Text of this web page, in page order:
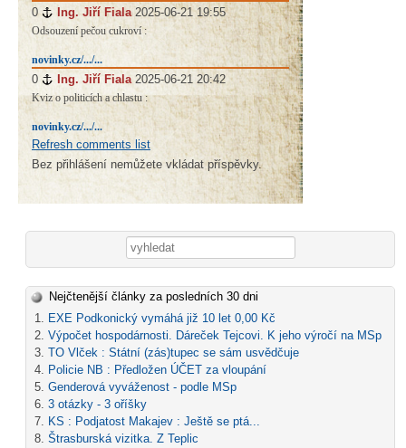
0 # Ing. Jiří Fiala 2025-06-21 19:55
Odsouzení pečou cukroví :
novinky.cz/.../...
0 # Ing. Jiří Fiala 2025-06-21 20:42
Kviz o politicích a chlastu :
novinky.cz/.../...
Refresh comments list
Bez přihlášení nemůžete vkládat příspěvky.
Vyhledávání
Nejčtenější články za posledních 30 dni
EXE Podkonický vymáhá již 10 let 0,00 Kč
Výpočet hospodárnosti. Dáreček Tejcovi. K jeho výročí na MSp
TO Vlček : Státní (zás)tupec se sám usvědčuje
Policie NB : Předložen ÚČET za vloupání
Genderová vyváženost - podle MSp
3 otázky - 3 oříšky
KS : Podjatost Makajev : Ještě se ptá...
Štrasburská vizitka. Z Teplic